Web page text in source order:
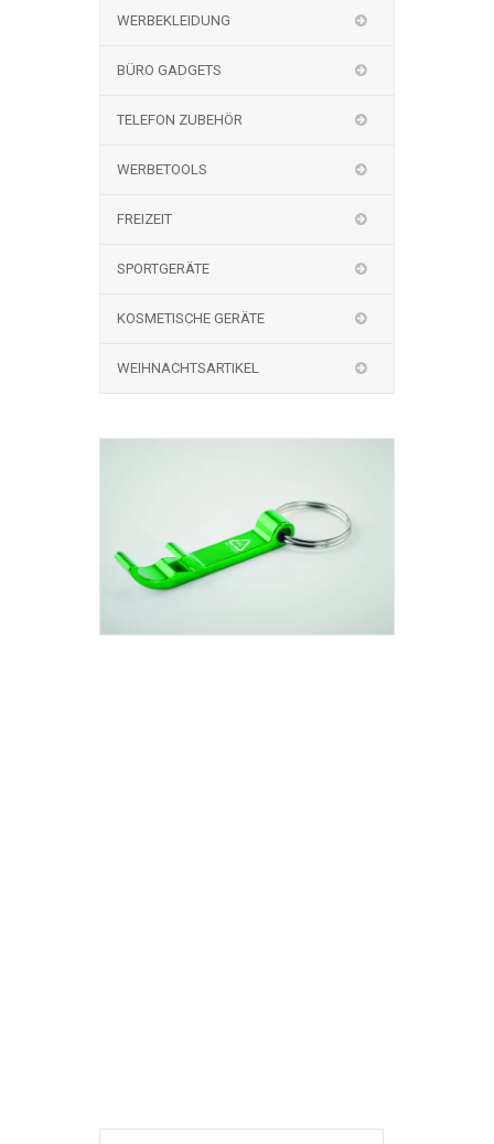
WERBEKLEIDUNG
BÜRO GADGETS
TELEFON ZUBEHÖR
WERBETOOLS
FREIZEIT
SPORTGERÄTE
KOSMETISCHE GERÄTE
WEIHNACHTSARTIKEL